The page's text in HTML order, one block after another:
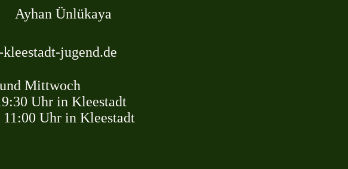
Ayhan Ünlükaya
jugend.de
Mittwoch
in Kleestadt
Uhr in Kleestadt